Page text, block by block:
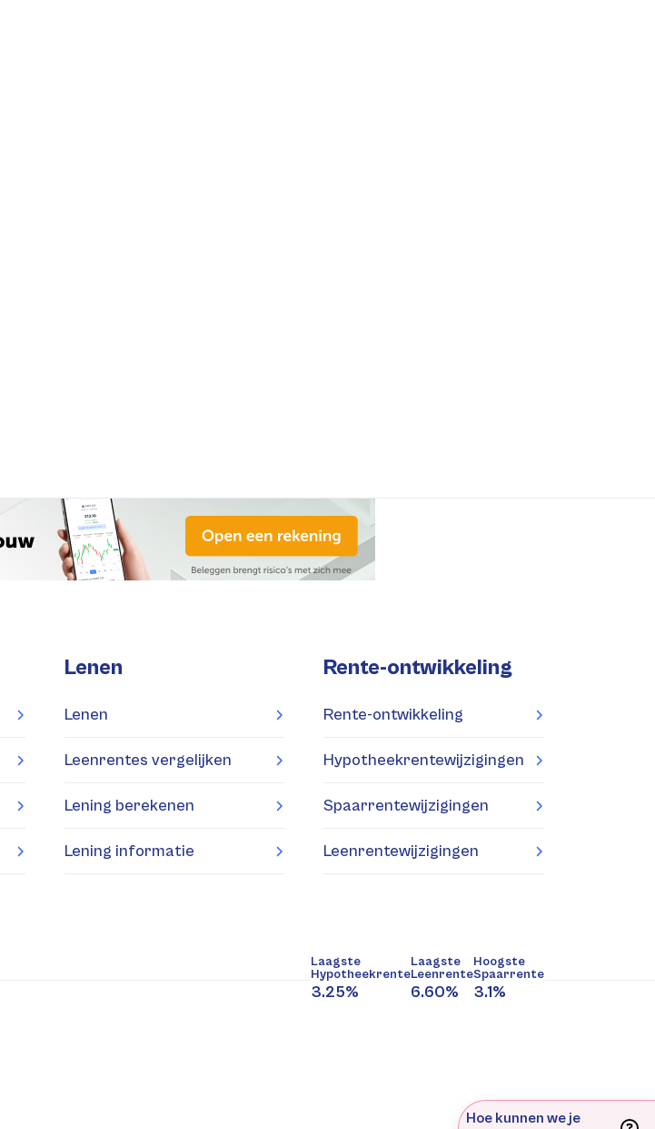
Lenen
Lenen
Leenrentes vergelijken
Lening berekenen
Lening informatie
Rente-ontwikkeling
Rente-ontwikkeling
Hypotheekrentewijzigingen
Spaarrentewijzigingen
Leenrentewijzigingen
Laagste
Hypotheekrente
3.25%
Laagste
Leenrente
6.60%
Hoogste
Spaarrente
3.1%
Hoe kunnen we je